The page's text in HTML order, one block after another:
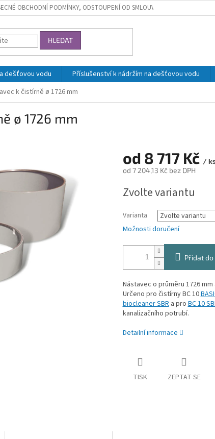
OBCHODNÍ PODMÍNKY, ODSTOUPENÍ OD SMLOUVY, REKLAMACE
HLEDAT
dešťovou vodu Příslušenství k nádržím na dešťovou vodu
k čistírně ø 1726 mm
ø 1726 mm
od 8 717 Kč /
od 7 204,13 Kčbez DPH
cena:
Zvolte variantu
Varianta
Možnosti doručení
Přidat do
Nástavec o průměru 1726
Určeno pro čistírny BC 10
biocleaner SBRa proBC 10
kanalizačního potrubí.
Detailní informace
TISK ZEPTAT SE